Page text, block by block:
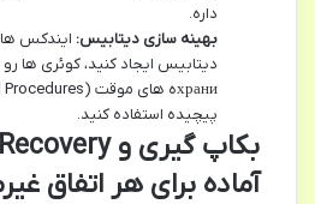
داره.
بهینه سازی دیتابیس: ایندکس
دیتابیس ایجاد کنید، کوئری ها
پیچیده استفاده کنید.
آماده برای هر اتفاق